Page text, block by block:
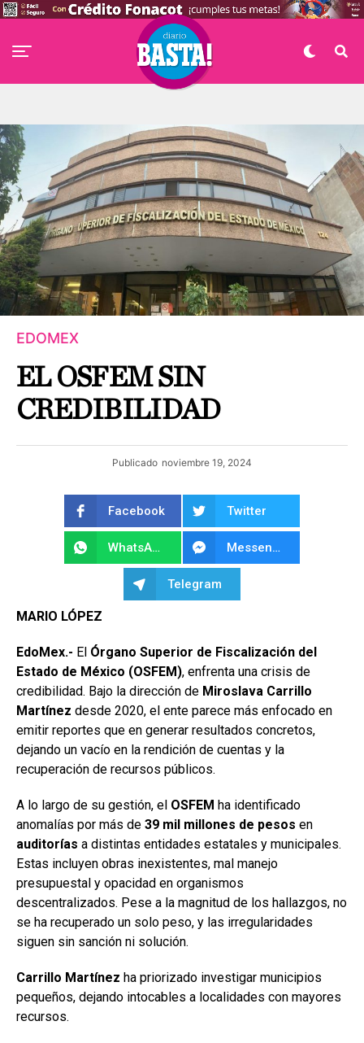
EDOMEX
EL OSFEM SIN
CREDIBILIDAD
Publicado noviembre 19, 2024
Facebook Twitter
WhatsApp Messenger
Telegram
MARIO LÓPEZ
EdoMex.- El Órgano Superior de Fiscalización del
Estado de México (OSFEM), enfrenta una crisis de
credibilidad. Bajo la dirección de Miroslava Carrillo
Martínez desde 2020, el ente parece más enfocado en
emitir reportes que en generar resultados concretos,
dejando un vacío en la rendición de cuentas y la
recuperación de recursos públicos.
A lo largo de su gestión, el OSFEM ha identificado
anomalías por más de 39 mil millones de pesos en
auditorías a distintas entidades estatales y municipales.
Estas incluyen obras inexistentes, mal manejo
presupuestal y opacidad en organismos
descentralizados. Pese a la magnitud de los hallazgos, no
se ha recuperado un solo peso, y las irregularidades
siguen sin sanción ni solución.
Carrillo Martínez ha priorizado investigar municipios
pequeños, dejando intocables a localidades con mayores
recursos.